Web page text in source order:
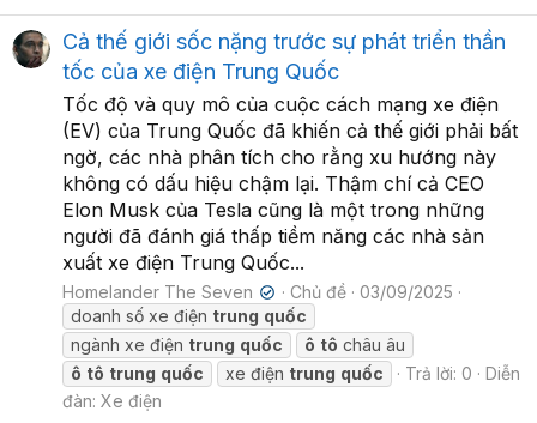
Cả thế giới sốc nặng trước sự phát triển thần
tốc của xe điện Trung Quốc
Tốc độ và quy mô của cuộc cách mạng xe điện
(EV) của Trung Quốc đã khiến cả thế giới phải bất
ngờ, các nhà phân tích cho rằng xu hướng này
không có dấu hiệu chậm lại. Thậm chí cả CEO
Elon Musk của Tesla cũng là một trong những
người đã đánh giá thấp tiềm năng các nhà sản
xuất xe điện Trung Quốc...
Homelander The Seven ✔ Chủ đề
03/09/2025
doanh số xe điện trung quốc
ngành xe điện trung quốc ô tô châu âu
ô tô trung quốc xe điện trung quốc Trả lời: 0
Diễn
đàn: Xe điện